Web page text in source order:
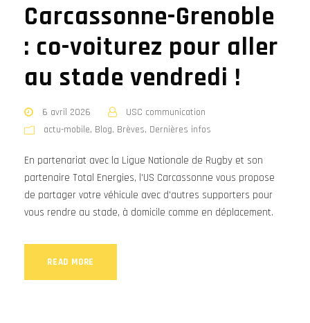
Carcassonne-Grenoble
: co-voiturez pour aller
au stade vendredi !
6 avril 2026
USC communication
actu-mobile, Blog, Brèves, Dernières infos
En partenariat avec la Ligue Nationale de Rugby et son
partenaire Total Energies, l'US Carcassonne vous propose
de partager votre véhicule avec d'autres supporters pour
vous rendre au stade, à domicile comme en déplacement.
READ MORE